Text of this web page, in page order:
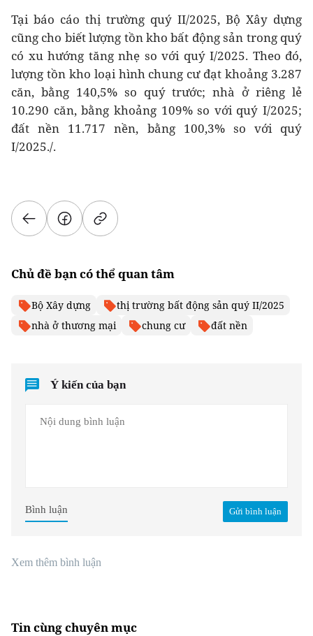
Tại báo cáo thị trường quý II/2025, Bộ Xây dựng
cũng cho biết lượng tồn kho bất động sản trong quý
có xu hướng tăng nhẹ so với quý I/2025. Theo đó,
lượng tồn kho loại hình chung cư đạt khoảng 3.287
căn, bằng 140,5% so quý trước; nhà ở riêng lẻ
10.290 căn, bằng khoảng 109% so với quý I/2025;
đất nền 11.717 nền, bằng 100,3% so với quý
I/2025./.
Chủ đề bạn có thể quan tâm
Bộ Xây dựng
thị trường bất động sản quý II/2025
nhà ở thương mại
chung cư đất nền
Ý kiến của bạn
Gửi bình luận
Bình luận
Xem thêm bình luận
Tin cùng chuyên mục